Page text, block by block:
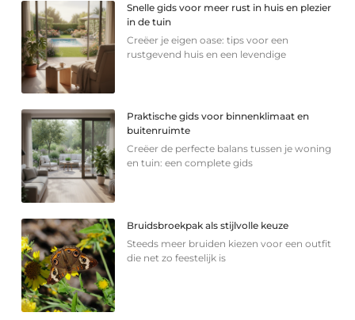
Snelle gids voor meer rust in huis en plezier
in de tuin
Creëer je eigen oase: tips voor een
rustgevend huis en een levendige
Praktische gids voor binnenklimaat en
buitenruimte
Creëer de perfecte balans tussen je woning
en tuin: een complete gids
Bruidsbroekpak als stijlvolle keuze
Steeds meer bruiden kiezen voor een outfit
die net zo feestelijk is